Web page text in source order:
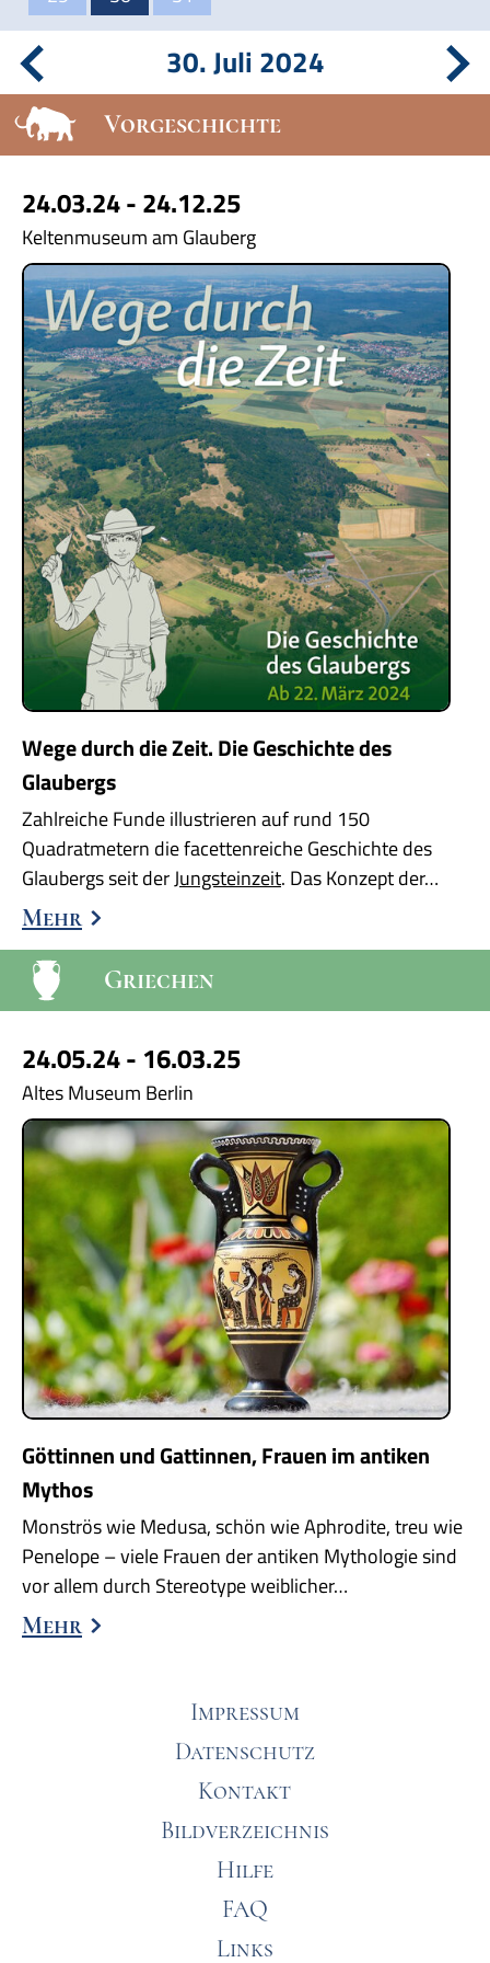
30. Juli 2024
Vorgeschichte
24.03.24 - 24.12.25
Keltenmuseum am Glauberg
Wege durch die Zeit. Die Geschichte des
Glaubergs
Zahlreiche Funde illustrieren auf rund 150
Quadratmetern die facettenreiche Geschichte des
Glaubergs seit derJungsteinzeit. Das Konzept der…
Mehr
Griechen
24.05.24 - 16.03.25
Altes Museum Berlin
Göttinnen und Gattinnen, Frauen im antiken
Mythos
Monströs wie Medusa, schön wie Aphrodite, treu wie
Penelope – viele Frauen der antiken Mythologie sind
vor allem durch Stereotype weiblicher…
Mehr
Impressum
Datenschutz
Kontakt
Bildverzeichnis
Hilfe
FAQ
Links